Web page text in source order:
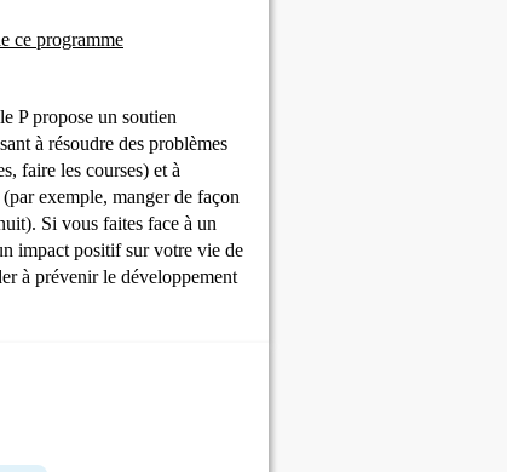
ce programme
P propose un soutien
à résoudre des problèmes
faire les courses) et à
exemple, manger de façon
Si vous faites face à un
impact positif sur votre vie de
à prévenir le développement